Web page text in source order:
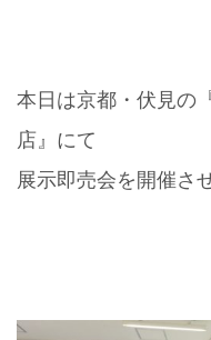
本日は京都・伏見の
店』にて
展示即売会を開催さ